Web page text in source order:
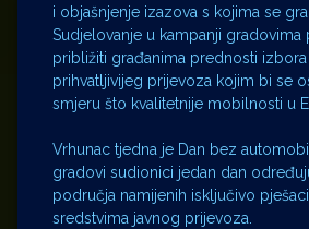
i objašnjenje izazova s kojima se
Sudjelovanje u kampanji gradovima
približiti građanima prednosti
prihvatljivijeg prijevoza kojim bi se
smjeru što kvalitetnije mobilnosti u
Vrhunac tjedna je Dan bez
gradovi sudionici jedan dan
područja namijenih isključivo
sredstvima javnog prijevoza.